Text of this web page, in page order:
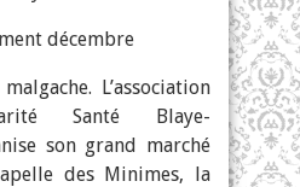
décembre
L’association
Santé Blaye-
son grand marché
des Minimes, la